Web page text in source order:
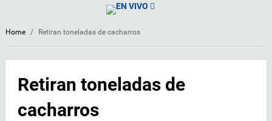
EN VIVO
Home / Retiran toneladas de cacharros
Retiran toneladas de
cacharros